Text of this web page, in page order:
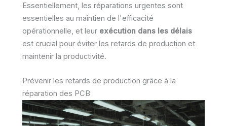
Essentiellement, les réparations urgentes sont
essentielles au maintien de l'efficacité
opérationnelle, et leur exécution dans les délais
est crucial pour éviter les retards de production et
maintenir la productivité.
Prévenir les retards de production grâce à la
réparation des PCB